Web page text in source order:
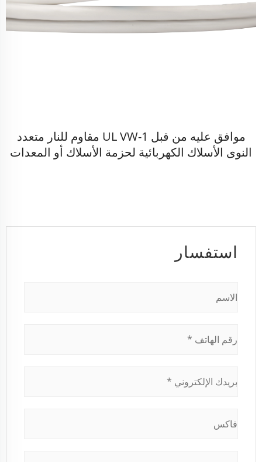
موافق عليه من قبل UL VW-1 مقاوم للنار متعدد
النوى الأسلاك الكهربائية لحزمة الأسلاك أو المعدات
استفسار